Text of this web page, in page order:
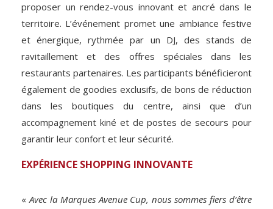
proposer un rendez-vous innovant et ancré dans le
territoire. L’événement promet une ambiance festive
et énergique, rythmée par un DJ, des stands de
ravitaillement et des offres spéciales dans les
restaurants partenaires. Les participants bénéficieront
également de goodies exclusifs, de bons de réduction
dans les boutiques du centre, ainsi que d’un
accompagnement kiné et de postes de secours pour
garantir leur confort et leur sécurité.
EXPÉRIENCE SHOPPING INNOVANTE
«Avec la Marques Avenue Cup, nous sommes fiers d’être